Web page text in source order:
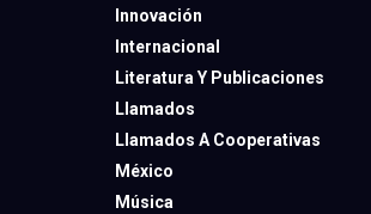
Innovación
Internacional
Literatura Y Publicaciones
Llamados
Llamados A Cooperativas
México
Música